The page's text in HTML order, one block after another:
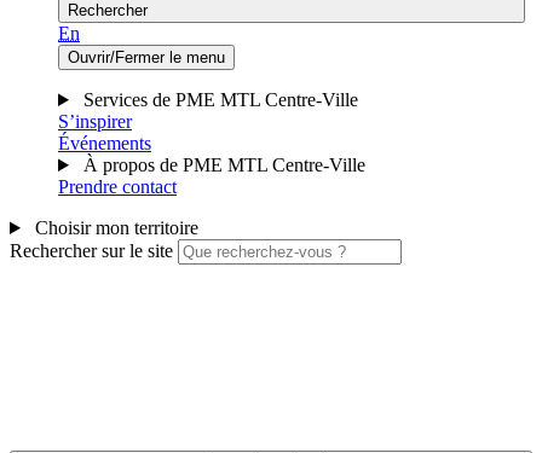
Rechercher
En
Ouvrir/Fermer le menu
Services de PME MTL Centre-Ville
S’inspirer
Événements
À propos de PME MTL Centre-Ville
Prendre contact
Choisir mon territoire
Rechercher sur le site